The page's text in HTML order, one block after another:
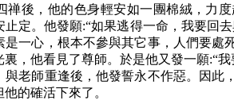
禅後，他的色身輕安如一團棉絨，力
定。他發願:“如果逃得一命，我要回
是一心，根本不參與其它事，人們要處
，他看見了尊師。於是他又發一願:“
與老師重逢後，他發誓永不作惡。因此
的確活下來了。